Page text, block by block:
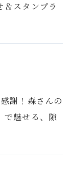
スタンプラ
謝！森さんの
で魅せる、隙